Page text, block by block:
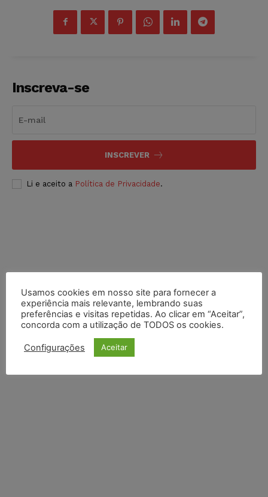
Inscreva-se
INSCREVER
Li e aceito a Política de Privacidade.
Usamos cookies em nosso site para fornecer a
experiência mais relevante, lembrando suas
preferências e visitas repetidas. Ao clicar em “Aceitar”,
concorda com a utilização de TODOS os cookies.
Configurações Aceitar